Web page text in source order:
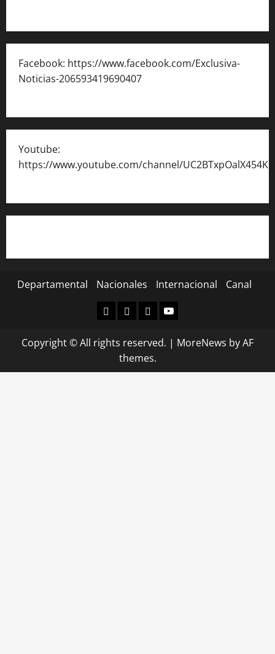
Facebook: https://www.facebook.com/Exclusiva-
Noticias-206593419690407
Youtube:
https://www.youtube.com/channel/
Departamental Nacionales Internacional Canal
Departamental
Nacionales
Internacional
Canal
Copyright © All rights reserved. | MoreNews by AF
themes.